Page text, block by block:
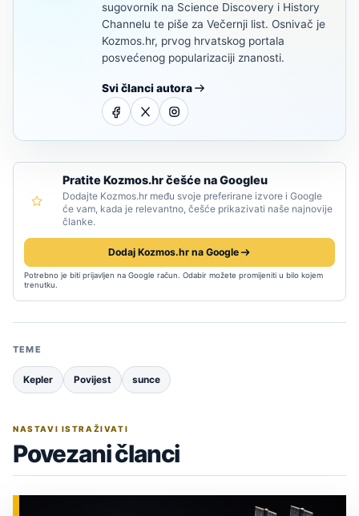
sugovornik na Science Discovery i History
Channelu te piše za Večernji list. Osnivač je
Kozmos.hr, prvog hrvatskog portala
posvećenog popularizaciji znanosti.
Svi članci autora
Pratite Kozmos.hr češće na Googleu
Dodajte Kozmos.hr među svoje preferirane izvore i Google
će vam, kada je relevantno, češće prikazivati naše najnovije
članke.
Dodaj Kozmos.hr na Google
Potrebno je biti prijavljen na Google račun. Odabir možete promijeniti u bilo kojem
trenutku.
TEME
Kepler Povijest sunce
NASTAVI ISTRAŽIVATI
Povezani članci